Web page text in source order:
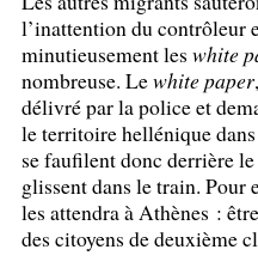
l’inattention du contrôleur
minutieusement les white
nombreuse. Lewhite paper
délivré par la police et
le territoire hellénique
se faufilent donc derrière
glissent dans le train. Pour
les attendra à Athènes :
des citoyens de deuxième